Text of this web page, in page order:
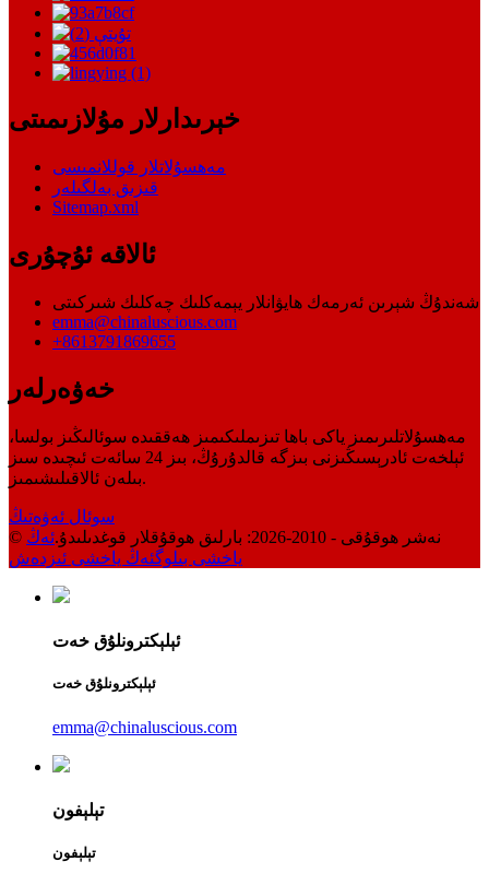
خېرىدارلار مۇلازىمىتى
مەھسۇلاتلار قوللانمىسى
قىزىق بەلگىلەر
Sitemap.xml
ئالاقە ئۇچۇرى
شەندۇڭ شېرىن ئەرمەك ھايۋانلار يېمەكلىك چەكلىك شىركىتى
emma@chinaluscious.com
+8613791869655
خەۋەرلەر
مەھسۇلاتلىرىمىز ياكى باھا تىزىملىكىمىز ھەققىدە سوئالىڭىز بولسا،
ئېلخەت ئادرېسىڭىزنى بىزگە قالدۇرۇڭ، بىز 24 سائەت ئىچىدە سىز
بىلەن ئالاقىلىشىمىز.
سوئال ئەۋەتىڭ
© نەشر ھوقۇقى - 2010-2026: بارلىق ھوقۇقلار قوغدىلىدۇ.
ئەڭ
ياخشى بىلوگئەڭ ياخشى ئىزدەش
ئېلېكترونلۇق خەت
ئېلېكترونلۇق خەت
emma@chinaluscious.com
تېلېفون
تېلېفون